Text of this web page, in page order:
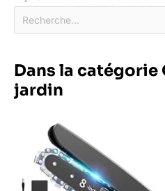
Dans la catégorie
jardin